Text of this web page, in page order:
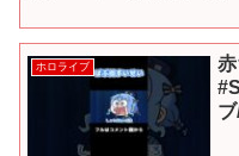
ホロライブ